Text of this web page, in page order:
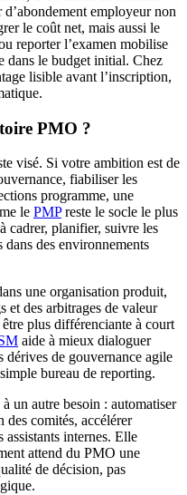
employeur non
le coût net, mais aussi le
reporter l’examen mobilise
dans le budget initial. Chez
lisible avant l’inscription,
PMO ?
visé. Si votre ambition est de
fiabiliser les
programme, une
le PMPreste le socle le plus
cadrer, planifier, suivre les
dans des environnements
une organisation produit,
et des arbitrages de valeur
plus différenciante à court
aide à mieux dialoguer
dérives de gouvernance agile
bureau de reporting.
un autre besoin : automatiser
des comités, accélérer
assistants internes. Elle
attend du PMO une
de décision, pas